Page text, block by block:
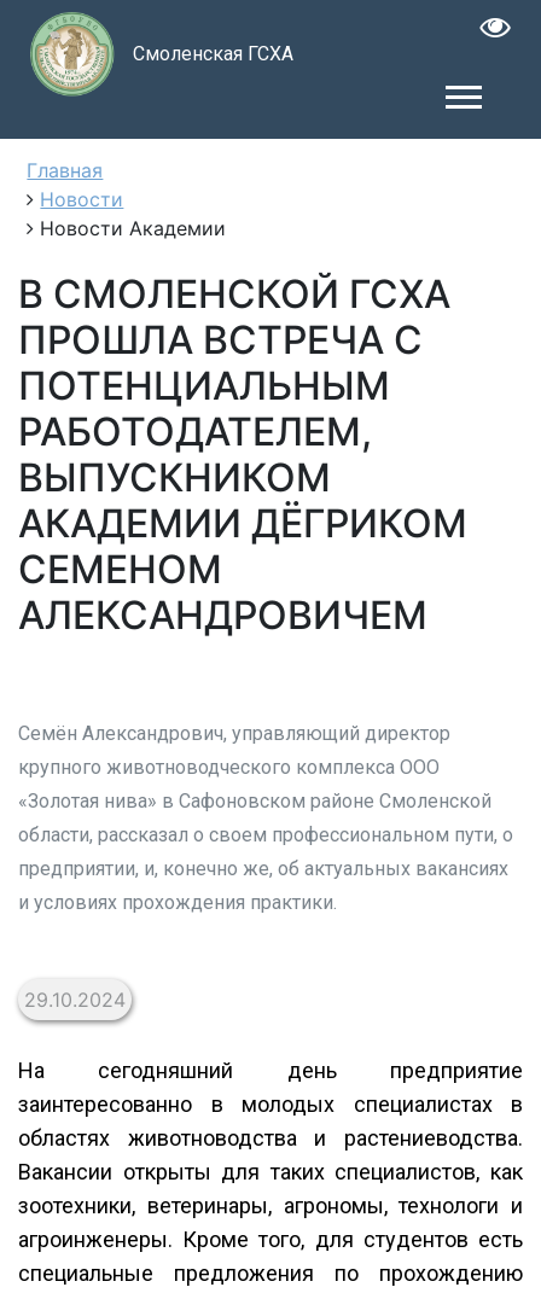
Смоленская ГСХА
Главная
Новости
Новости Академии
В СМОЛЕНСКОЙ ГСХА
ПРОШЛА ВСТРЕЧА С
ПОТЕНЦИАЛЬНЫМ
РАБОТОДАТЕЛЕМ,
ВЫПУСКНИКОМ
АКАДЕМИИ ДЁГРИКОМ
СЕМЕНОМ
АЛЕКСАНДРОВИЧЕМ
Семён Александрович, управляющий директор
крупного животноводческого комплекса ООО
«Золотая нива» в Сафоновском районе Смоленской
области, рассказал о своем профессиональном пути, о
предприятии, и, конечно же, об актуальных вакансиях
и условиях прохождения практики.
29.10.2024
На сегодняшний день предприятие
заинтересованно в молодых специалистах в
областях животноводства и растениеводства.
Вакансии открыты для таких специалистов, как
зоотехники, ветеринары, агрономы, технологи и
агроинженеры. Кроме того, для студентов есть
специальные предложения по прохождению